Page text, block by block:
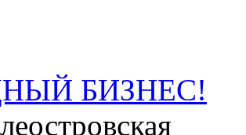
БИЗНЕС!